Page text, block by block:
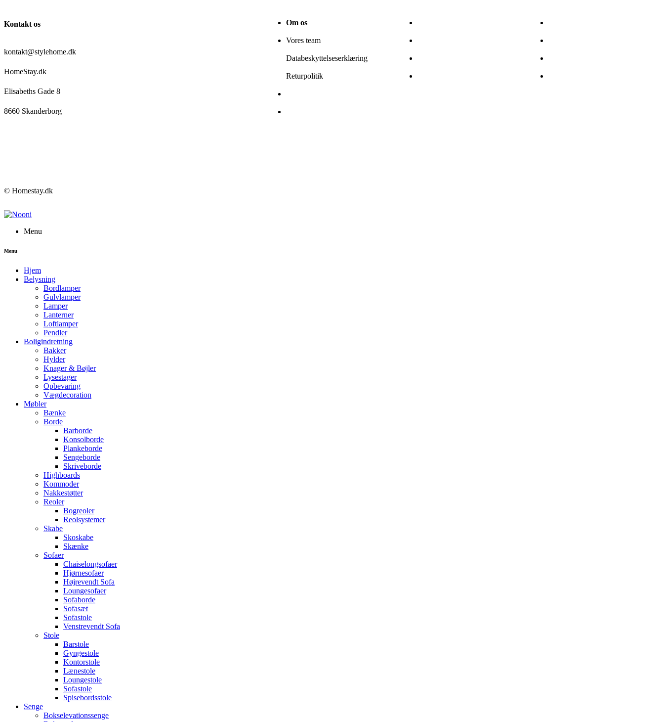
Kontakt os
kontakt@stylehome.dk
HomeStay.dk
Elisabeths Gade 8
8660 Skanderborg
Om os
Vores team
Databeskyttelseserklæring
Returpolitik
© Homestay.dk
Menu
Menu
Hjem
Belysning
Bordlamper
Gulvlamper
Lamper
Lanterner
Loftlamper
Pendler
Boligindretning
Bakker
Hylder
Knager & Bøjler
Lysestager
Opbevaring
Vægdecoration
Møbler
Bænke
Borde
Barborde
Konsolborde
Plankeborde
Sengeborde
Skriveborde
Highboards
Kommoder
Nakkestøtter
Reoler
Bogreoler
Reolsystemer
Skabe
Skoskabe
Skænke
Sofaer
Chaiselongsofaer
Hjørnesofaer
Højrevendt Sofa
Loungesofaer
Sofaborde
Sofasæt
Sofastole
Venstrevendt Sofa
Stole
Barstole
Gyngestole
Kontorstole
Lænestole
Loungestole
Sofastole
Spisebordsstole
Senge
Bokselevationssenge